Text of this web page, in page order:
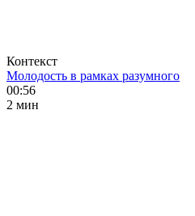
Контекст
Молодость в рамках разумного
00:56
2 мин